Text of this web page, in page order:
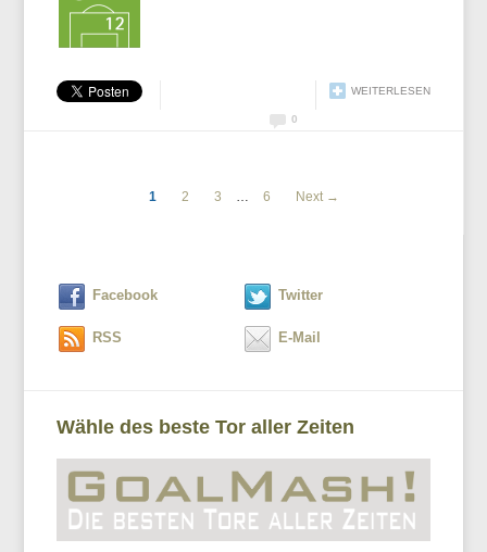
WEITERLESEN
0
1 2 3 … 6 Next →
Facebook Twitter
RSS E-Mail
Wähle des beste Tor aller Zeiten